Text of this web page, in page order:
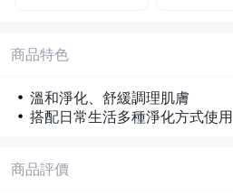
商品特色
溫和淨化、舒緩調理肌膚
搭配日常生活多種淨化方式使用
商品評價